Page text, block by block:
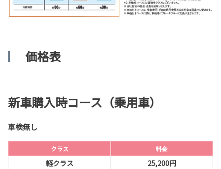
価格表
新車購入時コース（乗用車）
車検無し
クラス 料金
軽クラス
25,200円